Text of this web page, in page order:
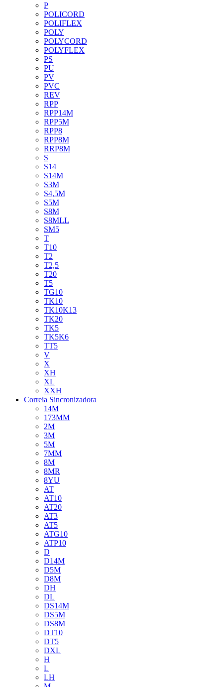
P
POLICORD
POLIFLEX
POLY
POLYCORD
POLYFLEX
PS
PU
PV
PVC
REV
RPP
RPP14M
RPP5M
RPP8
RPP8M
RRP8M
S
S14
S14M
S3M
S4,5M
S5M
S8M
S8MLL
SM5
T
T10
T2
T2,5
T20
T5
TG10
TK10
TK10K13
TK20
TK5
TK5K6
TT5
V
X
XH
XL
XXH
Correia Sincronizadora
14M
173MM
2M
3M
5M
7MM
8M
8MR
8YU
AT
AT10
AT20
AT3
AT5
ATG10
ATP10
D
D14M
D5M
D8M
DH
DL
DS14M
DS5M
DS8M
DT10
DT5
DXL
H
L
LH